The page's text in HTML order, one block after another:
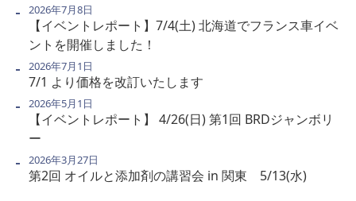
【イベントレポート】7/4(土) 北海道でフランス車イベ
ントを開催しました！
2026年7月8日
7/1 より価格を改訂いたします
2026年7月1日
【イベントレポート】 4/26(日) 第1回 BRDジャンボリ
ー
2026年5月1日
第2回 オイルと添加剤の講習会 in 関東 5/13(水)
2026年3月27日